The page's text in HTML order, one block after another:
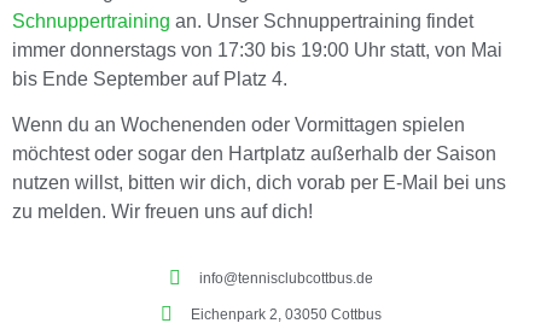
Schnuppertraining an. Unser Schnuppertraining findet
immer donnerstags von 17:30 bis 19:00 Uhr statt, von Mai
bis Ende September auf Platz 4.
Wenn du an Wochenenden oder Vormittagen spielen
möchtest oder sogar den Hartplatz außerhalb der Saison
nutzen willst, bitten wir dich, dich vorab per E-Mail bei uns
zu melden. Wir freuen uns auf dich!
info@tennisclubcottbus.de
Eichenpark 2, 03050 Cottbus